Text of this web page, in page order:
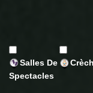
Salles De
Spectacles